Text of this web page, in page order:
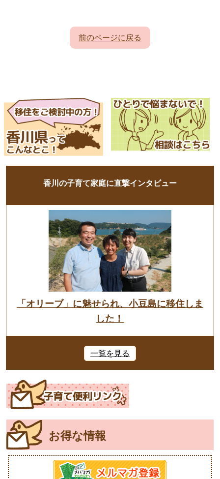
前のページに戻る
香川の子育て家庭に直撃インタビュー
「オリーブ」に魅せられ、小豆島に移住しま
した！
一覧を見る
お得な情報